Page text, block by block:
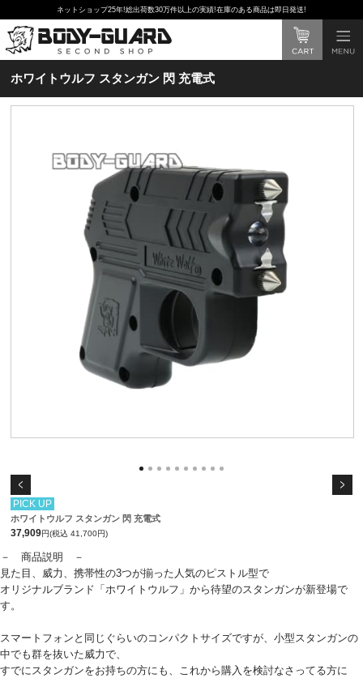
ネットショップ25年!総出荷数30万件以上の実績!在庫のある商品は即日発送!
ホワイトウルフ スタンガン 閃 充電式
PICK UP
ホワイトウルフ スタンガン 閃 充電式
37,909円(税込 41,700円)
－ 商品説明 －
見た目、威力、携帯性の3つが揃った人気のピストル型で
オリジナルブランド「ホワイトウルフ」から待望のスタンガンが新登場で
す。
スマートフォンと同じぐらいのコンパクトサイズですが、小型スタンガンの
中でも群を抜いた威力で、
すでにスタンガンをお持ちの方にも、これから購入を検討なさってる方に